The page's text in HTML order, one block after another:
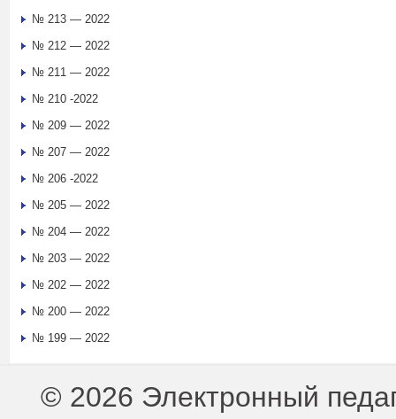
№ 213 — 2022
№ 212 — 2022
№ 211 — 2022
№ 210 -2022
№ 209 — 2022
№ 207 — 2022
№ 206 -2022
№ 205 — 2022
№ 204 — 2022
№ 203 — 2022
№ 202 — 2022
№ 200 — 2022
№ 199 — 2022
© 2026 Электронный